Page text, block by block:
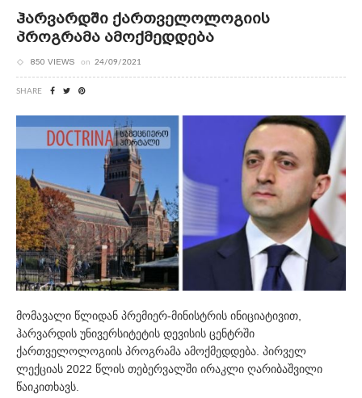
Ჰარვარდში Ქართველოლოგიის
Პროგრამა Ამოქმედდება
850 VIEWS on 24/09/2021
SHARE
მომავალი წლიდან პრემიერ-მინისტრის ინიციატივით,
ჰარვარდის უნივერსიტეტის დევისის ცენტრში
ქართველოლოგიის პროგრამა ამოქმედდება. პირველ
ლექციას 2022 წლის თებერვალში ირაკლი ღარიბაშვილი
წაიკითხავს.